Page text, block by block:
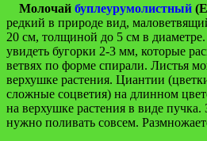
Молочай буплеурумолистный
редкий в природе вид,
20 см, толщиной до 5 см в
увидеть бугорки 2-3 мм, которые
ветвях по форме спирали. Листья
верхушке растения. Циантии
сложные соцветия) на длинном
на верхушке растения в виде пучка.
нужно поливать совсем.